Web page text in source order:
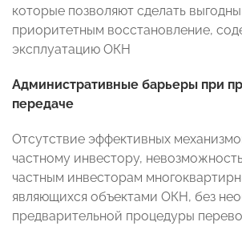
которые позволяют сделать
приоритетным восстановление,
эксплуатацию ОКН
Административные барьеры при
передаче
Отсутствие эффективных
частному инвестору,
частным инвесторам
являющихся объектами ОКН, без
предварительной процедуры